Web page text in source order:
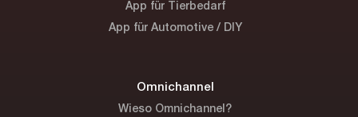
App für Tierbedarf
App für Automotive / DIY
Omnichannel
Wieso Omnichannel?